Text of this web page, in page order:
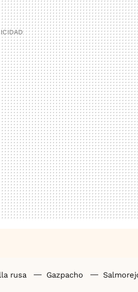
rusa Gazpacho